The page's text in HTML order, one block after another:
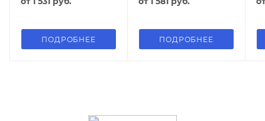
ПОДРОБНЕЕ ПОДРОБНЕЕ